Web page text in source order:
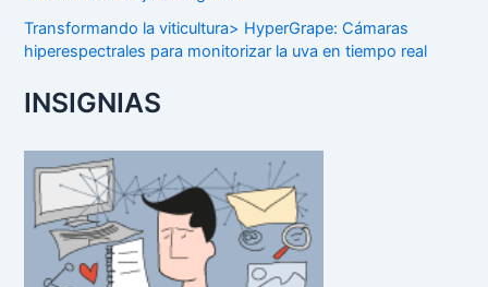
Transformando la viticultura> HyperGrape: Cámaras
hiperespectrales para monitorizar la uva en tiempo real
INSIGNIAS